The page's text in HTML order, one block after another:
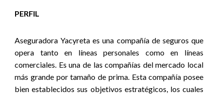
PERFIL
Aseguradora Yacyreta es una compañía de seguros que
opera tanto en líneas personales como en líneas
comerciales. Es una de las compañías del mercado local
más grande por tamaño de prima. Esta compañía posee
bien establecidos sus objetivos estratégicos, los cuales